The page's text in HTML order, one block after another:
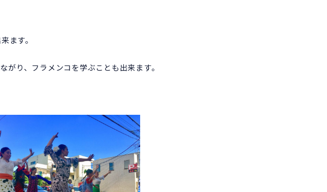
ます。
り、フラメンコを学ぶことも出来ます。